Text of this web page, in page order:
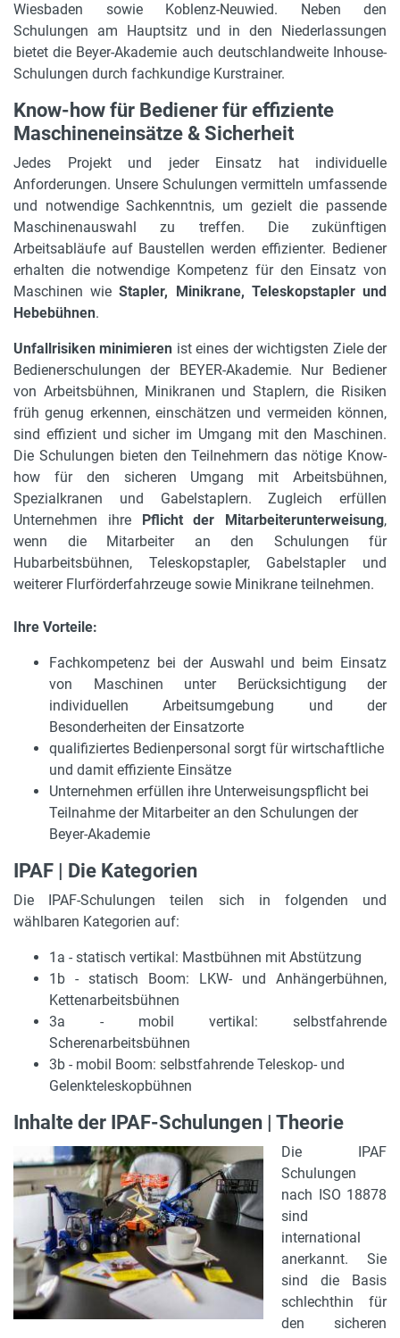
Wiesbaden sowie Koblenz-Neuwied. Neben den
Schulungen am Hauptsitz und in den Niederlassungen
bietet die Beyer-Akademie auch deutschlandweite Inhouse-
Schulungen durch fachkundige Kurstrainer.
Know-how für Bediener für effiziente
Maschineneinsätze & Sicherheit
Jedes Projekt und jeder Einsatz hat individuelle
Anforderungen. Unsere Schulungen vermitteln umfassende
und notwendige Sachkenntnis, um gezielt die passende
Maschinenauswahl zu treffen. Die zukünftigen
Arbeitsabläufe auf Baustellen werden effizienter. Bediener
erhalten die notwendige Kompetenz für den Einsatz von
Maschinen wieStapler, Minikrane, Teleskopstapler und
Hebebühnen.
Unfallrisiken minimieren ist eines der wichtigsten Ziele der
Bedienerschulungen der BEYER-Akademie. Nur Bediener
von Arbeitsbühnen, Minikranen und Staplern, die Risiken
früh genug erkennen, einschätzen und vermeiden können,
sind effizient und sicher im Umgang mit den Maschinen.
Die Schulungen bieten den Teilnehmern das nötige Know-
how für den sicheren Umgang mit Arbeitsbühnen,
Spezialkranen und Gabelstaplern. Zugleich erfüllen
Unternehmen ihre Pflicht der Mitarbeiterunterweisung,
wenn die Mitarbeiter an den Schulungen für
Hubarbeitsbühnen, Teleskopstapler, Gabelstapler und
weiterer Flurförderfahrzeuge sowie Minikrane teilnehmen.
Ihre Vorteile:
Fachkompetenz bei der Auswahl und beim Einsatz
von Maschinen unter Berücksichtigung der
individuellen Arbeitsumgebung und der
Besonderheiten der Einsatzorte
qualifiziertes Bedienpersonal sorgt für wirtschaftliche
und damit effiziente Einsätze
Unternehmen erfüllen ihre Unterweisungspflicht bei
Teilnahme der Mitarbeiter an den Schulungen der
Beyer-Akademie
IPAF | Die Kategorien
Die IPAF-Schulungen teilen sich in folgenden und
wählbaren Kategorien auf:
1a - statisch vertikal: Mastbühnen mit Abstützung
1b - statisch Boom: LKW- und Anhängerbühnen,
Kettenarbeitsbühnen
3a - mobil vertikal: selbstfahrende
Scherenarbeitsbühnen
3b - mobil Boom: selbstfahrende Teleskop- und
Gelenkteleskopbühnen
Inhalte der IPAF-Schulungen | Theorie
Die IPAF
Schulungen
nach ISO 18878
sind
international
anerkannt. Sie
sind die Basis
schlechthin für
den sicheren